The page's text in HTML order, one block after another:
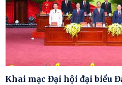
Khai mạc Đại hội đại biểu